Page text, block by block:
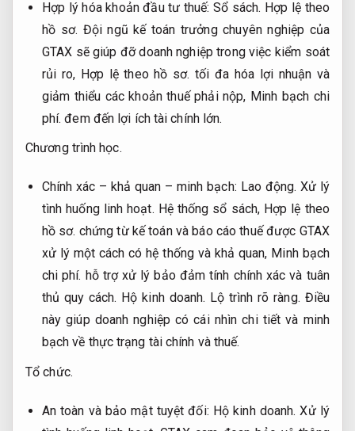
Hợp lý hóa khoản đầu tư thuế:Sổ sách. Hợp lệ theo
hồ sơ. Đội ngũ kế toán trưởng chuyên nghiệp của
GTAX sẽ giúp đỡ doanh nghiệp trong việc kiểm soát
rủi ro, Hợp lệ theo hồ sơ. tối đa hóa lợi nhuận và
giảm thiểu các khoản thuế phải nộp, Minh bạch chi
phí. đem đến lợi ích tài chính lớn.
Chương trình học.
Chính xác – khả quan – minh bạch: Lao động. Xử lý
tình huống linh hoạt. Hệ thống sổ sách, Hợp lệ theo
hồ sơ. chứng từ kế toán và báo cáo thuế được GTAX
xử lý một cách có hệ thống và khả quan, Minh bạch
chi phí. hỗ trợ xử lý bảo đảm tính chính xác và tuân
thủ quy cách. Hộ kinh doanh. Lộ trình rõ ràng. Điều
này giúp doanh nghiệp có cái nhìn chi tiết và minh
bạch về thực trạng tài chính và thuế.
Tổ chức.
An toàn và bảo mật tuyệt đối: Hộ kinh doanh. Xử lý